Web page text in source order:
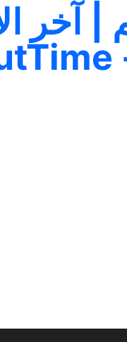
| آخر
-